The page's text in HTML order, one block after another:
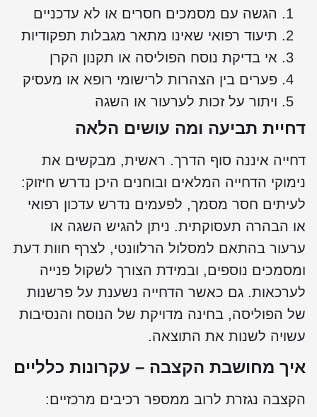
הגשה עם מסמכים חסרים או לא עדכניים
תיעוד רפואי שאינו מתאר מגבלות תפקודיות
אי בדיקת נוסח הפוליסה או תקנון הקרן
פערים בין הצהרות לרישומי רופא או מעסיק
ויתור על זכות לערעור או השגה
דחיית תביעה ומה עושים הלאה
דחייה איננה סוף הדרך. ראשית, מבקשים את
נימוקי הדחייה המלאים ובוחנים היכן נדרש חיזוק:
לעיתים חסר מסמך, לפעמים נדרש עדכון רפואי
או הבהרה תעסוקתית. ניתן להגיש השגה או
ערעור בהתאם למסלול הרלוונטי, לצרף חוות דעת
ומסמכים נוספים, ובמידת הצורך לשקול פנייה
לערכאות. גם כאשר הדחייה נשענת על פרשנות
של הפוליסה, בחינה מדויקת של הנוסח והנסיבות
עשויה לשנות את התוצאה.
איך מחושבת הקצבה – עקרונות כלליים
הקצבה נגזרת לרוב ממספר רכיבים מרכזיים: